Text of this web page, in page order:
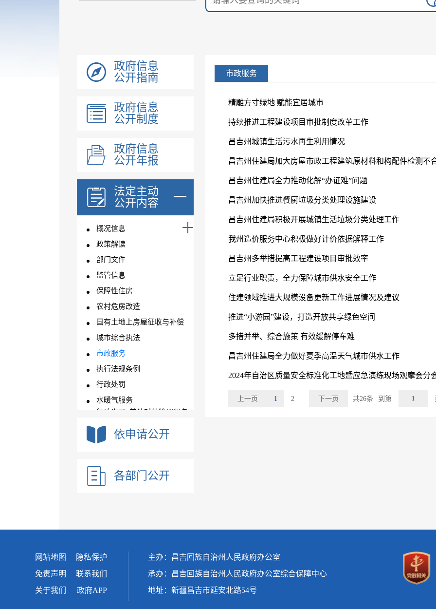
政府信息
公开指南
政府信息
公开制度
政府信息
公开年报
法定主动
公开内容
概况信息
政策解读
部门文件
监管信息
保障性住房
农村危房改造
国有土地上房屋征收与补偿
城市综合执法
市政服务
执行法规条例
行政处罚
水暖气服务
行政许可+其他对外管理服务
对外办事结果公示
依申请公开
各部门公开
市政服务
精雕方寸绿地 赋能宜居城市
持续推进工程建设项目审批制度改革工作
昌吉州城镇生活污水再生利用情况
昌吉州住建局全力推动化解“办证难”问题
昌吉州加快推进餐厨垃圾分类处理设施建设
昌吉州住建局积极开展城镇生活垃圾分类处理工作
我州造价服务中心积极做好计价依据解释工作
昌吉州多举措提高工程建设项目审批效率
立足行业职责，全力保障城市供水安全工作
住建领域推进大规模设备更新工作进展情况及建议
推进“小游园”建设，打造开放共享绿色空间
多措并举、综合施策 有效缓解停车难
昌吉州住建局全力做好夏季高温天气城市供水工作
上一页 1 2 下一页 共26条 到第
网站地图
隐私保护
免责声明
联系我们
关于我们
政府APP
主办：昌吉回族自治州人民政府办公室
承办：昌吉回族自治州人民政府办公室综合保障中心
地址：新疆昌吉市延安北路54号